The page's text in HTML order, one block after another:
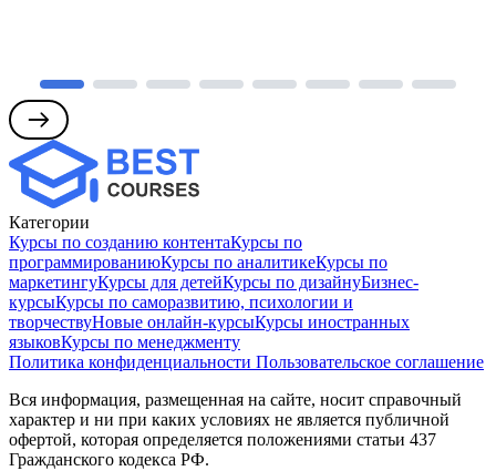
Категории
Курсы по созданию контентаКурсы по
программированиюКурсы по аналитикеКурсы по
маркетингуКурсы для детейКурсы по дизайнуБизнес-
курсыКурсы по саморазвитию, психологии и
творчествуНовые онлайн‑курсыКурсы иностранных
языковКурсы по менеджменту
Политика конфиденциальности Пользовательское соглашение
Вся информация, размещенная на сайте, носит справочный
характер и ни при каких условиях не является публичной
офертой, которая определяется положениями статьи 437
Гражданского кодекса РФ.